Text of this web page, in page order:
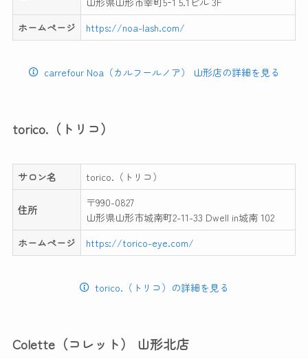
ホームページ
https://noa-lash.com/
carrefour Noa（カルフールノア） 山形店の詳細を見る
torico.（トリコ）
サロン名 torico.（トリコ）
住所
〒990-0827
山形県山形市城南町2-11-33 Dwell in城南 102
ホームページ
https://torico-eye.com/
torico.（トリコ）の詳細を見る
Colette（コレット） 山形北店